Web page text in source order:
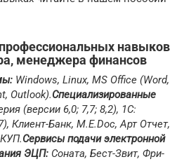
навыков
менеджера финансов
Windows, Linux, MS Office (Word,
Outlook).Специализированные
(версии 6,0; 7,7; 8,2), 1С:
Клиент-Банк, М.Е.Doc, Арт Отчет,
Сервисы подачи электронной
ЭЦП: Соната, Бест-Звит, Фри-